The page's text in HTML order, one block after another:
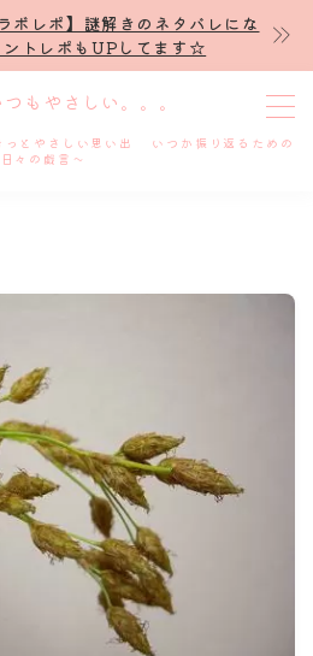
ボレポ】謎解きのネタバレにな
ントレポもUPしてます☆
もやさしい。。。
っとやさしい思い出 いつか振り返るための
日々の戯言～